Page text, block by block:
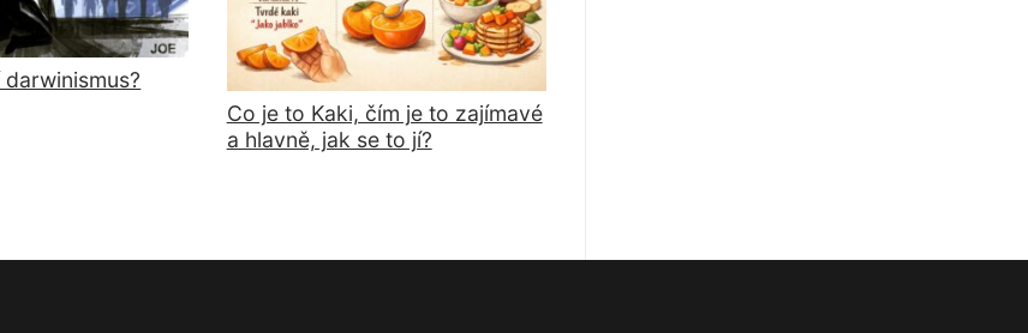
Co je to Kaki, čím je to zajímavé
a hlavně, jak se to jí?